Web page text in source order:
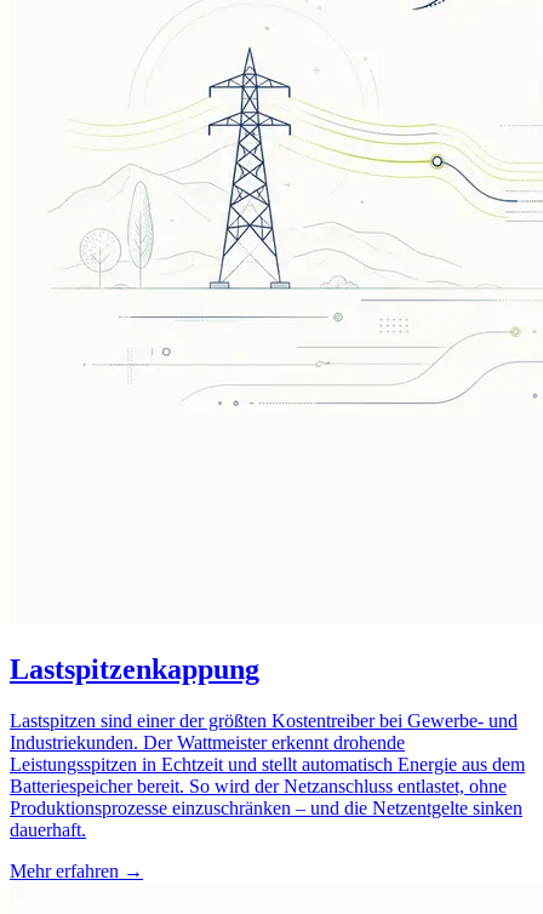
Lastspitzenkappung
Lastspitzen sind einer der größten Kostentreiber bei Gewerbe- und
Industriekunden. Der Wattmeister erkennt drohende
Leistungsspitzen in Echtzeit und stellt automatisch Energie aus dem
Batteriespeicher bereit. So wird der Netzanschluss entlastet, ohne
Produktionsprozesse einzuschränken – und die Netzentgelte sinken
dauerhaft.
Mehr erfahren →